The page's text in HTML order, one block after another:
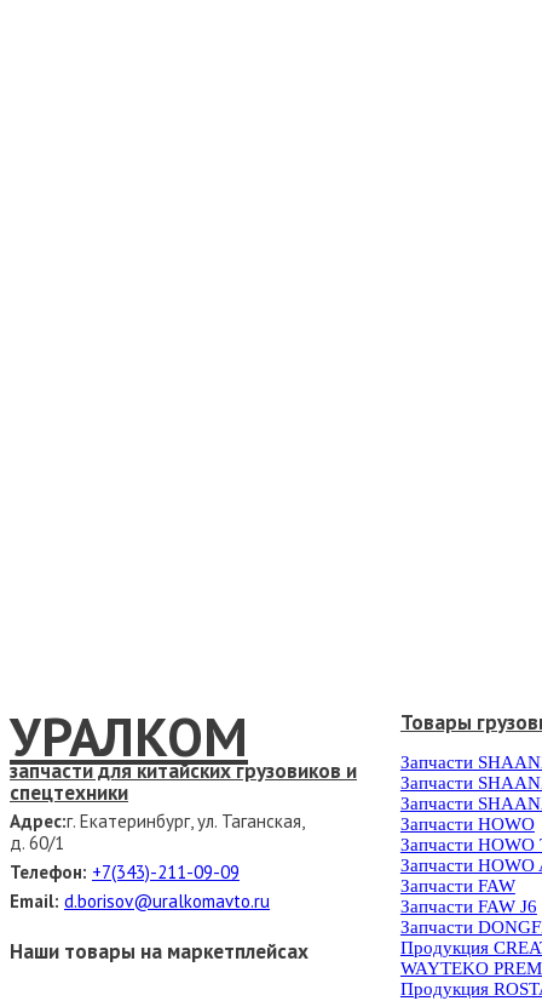
УРАЛКОМ
запчасти для китайских грузовиков и
спецтехники
Адрес:г. Екатеринбург, ул. Таганская,
д. 60/1
Телефон: +7(343)-211-09-09
Email: d.borisov@uralkomavto.ru
Наши товары на маркетплейсах
Товары
Запчасти
Запчасти
Запчасти
Запчасти HOWO
Запчасти HOWO
Запчасти HOWO
Запчасти FAW
Запчасти FAW J6
Запчасти
Продукция
WAYTEKO
Продукция